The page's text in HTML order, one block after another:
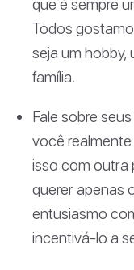
Todos
seja um hobby,
família.
Fale sobre
você
isso com outra
querer apenas
entusiasmo
incentivá-lo a